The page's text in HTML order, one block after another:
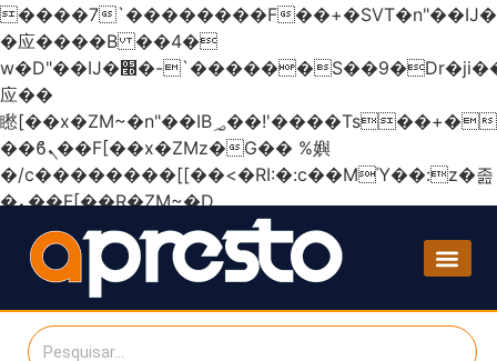
����7`��������F
�应����B ��4�
w�D"��IJ�׭�-`������S��9�Dr�ji��EJ߅��gJ�
应��
矁[��x�ZM~�n"��IB؃��!'����Тѕ��+��(m��IK�ʭ�/|
��ϐܢ��F[��x�ZMz�G�� %嬩
�/c��������[[��<�RI:�:c��MΎ��:z�졾
�ܢ��F[��R�ZM~�D